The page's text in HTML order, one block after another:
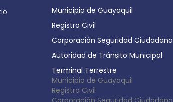
Municipio de Guayaquil
Registro Civil
Corporación Seguridad Ciudadana
Autoridad de Tránsito Municipal
Terminal Terrestre
Municipio de Guayaquil
Registro Civil
Corporación Seguridad Ciudadana